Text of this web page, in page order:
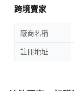
跨境賣家
廠商名稱
註冊地址